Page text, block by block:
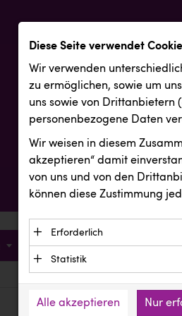
Diese Seite verwendet
Wir verwenden
zu ermöglichen, sowie um
uns sowie von Drittanbietern
personenbezogene Daten
Wir weisen in diesem
akzeptieren“ damit
von uns und von den
können diese Zustimmung
Erforderlich
Essenzielle Cookies
Funktion der Website
Daten und werden an
Anbieter: Eigentümer der Website
Statistik
verstehen, wie unsere
Alle akzeptieren Nur